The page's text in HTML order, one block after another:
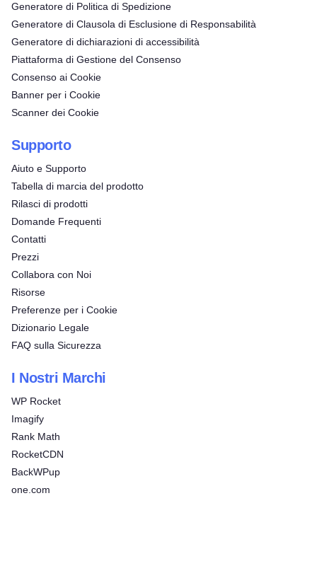
Generatore di Politica di Spedizione
Generatore di Clausola di Esclusione di Responsabilità
Generatore di dichiarazioni di accessibilità
Piattaforma di Gestione del Consenso
Consenso ai Cookie
Banner per i Cookie
Scanner dei Cookie
Supporto
Aiuto e Supporto
Tabella di marcia del prodotto
Rilasci di prodotti
Domande Frequenti
Contatti
Prezzi
Collabora con Noi
Risorse
Preferenze per i Cookie
Dizionario Legale
FAQ sulla Sicurezza
I Nostri Marchi
WP Rocket
Imagify
Rank Math
RocketCDN
BackWPup
one.com